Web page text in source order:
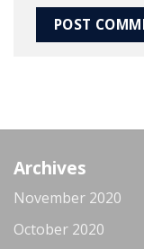
Archives
November 2020
October 2020